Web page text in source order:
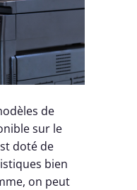
de
sur le
doté de
bien
on peut